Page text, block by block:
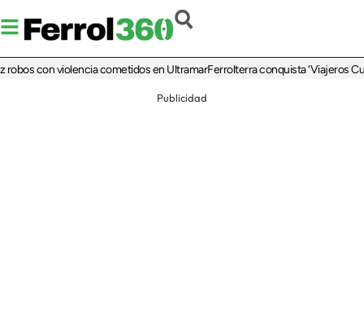
con violencia cometidos en UltramarFerrolterra conquista ‘Viajeros
Publicidad